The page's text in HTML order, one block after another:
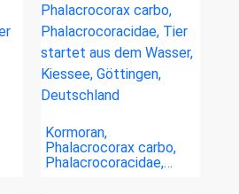
Kormoran,
Phalacrocorax carbo,
Phalacrocoracidae,…